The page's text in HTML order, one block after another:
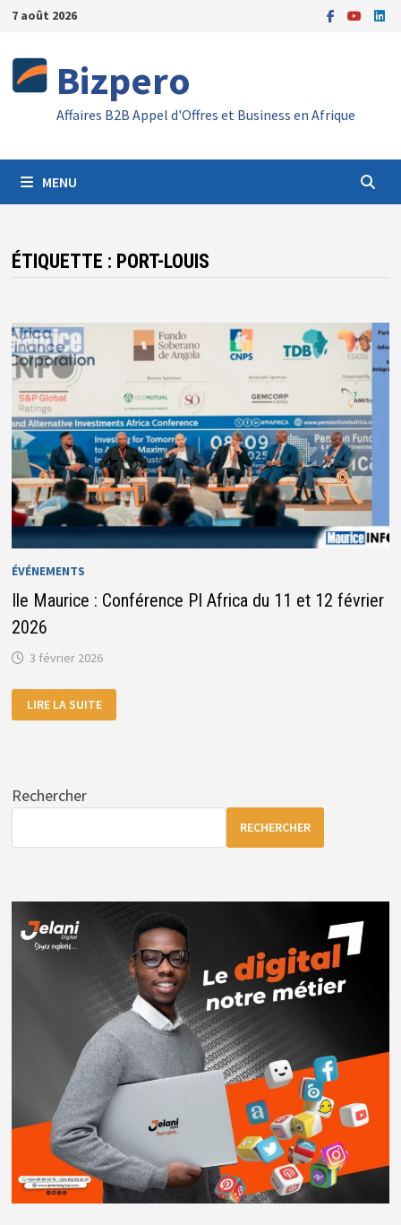
Passer
contenu
7 août 2026
Bizpero
Affaires B2B Appel d'Offres et Business en Afrique
MENU
ÉTIQUETTE : PORT-LOUIS
ÉVÉNEMENTS
Ile Maurice : Conférence PI Africa du 11 et 12 février
2026
3 février 2026
MAURICE
:
ET
12
LIRE LA SUITE
Rechercher
RECHERCHER